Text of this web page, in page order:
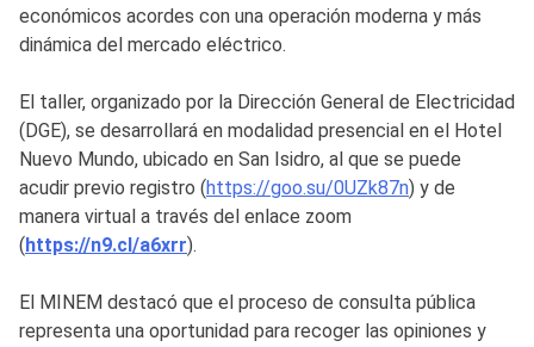
económicos acordes con una operación moderna y más
dinámica del mercado eléctrico.
El taller, organizado por la Dirección General de Electricidad
(DGE), se desarrollará en modalidad presencial en el Hotel
Nuevo Mundo, ubicado en San Isidro, al que se puede
acudir previo registro (https://goo.su/0UZk87n) y de
manera virtual a través del enlace zoom
(https://n9.cl/a6xrr).
El MINEM destacó que el proceso de consulta pública
representa una oportunidad para recoger las opiniones y